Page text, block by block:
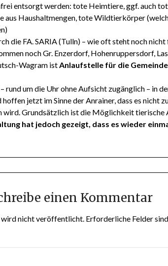
entsorgt werden: tote Heimtiere, ggf. auch
aus Haushaltmengen, tote Wildtierkörper
die FA. SARIA (Tulln) – wie oft steht noch nicht
noch Gr. Enzerdorf, Hohenruppersdorf,
Wagram istAnlaufstelle für die
– rund um die Uhr ohne Aufsicht zugänglich – in
jetzt im Sinne der Anrainer, dass es nicht
wird. Grundsätzlich ist die Möglichkeit tierische
hat jedoch gezeigt, dass es wieder
einen Kommentar
nicht veröffentlicht. Erforderliche Felder